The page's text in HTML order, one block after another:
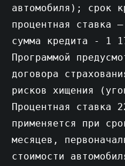
автомобиля); срок
процентная ставка
сумма кредита - 1
Программой
договора
рисков хищения
Процентная ставка
применяется при
месяцев,
стоимости